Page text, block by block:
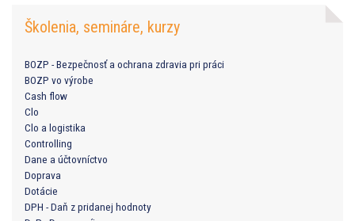
Školenia, semináre, kurzy
BOZP - Bezpečnosť a ochrana zdravia pri práci
BOZP vo výrobe
Cash flow
Clo
Clo a logistika
Controlling
Dane a účtovníctvo
Doprava
Dotácie
DPH - Daň z pridanej hodnoty